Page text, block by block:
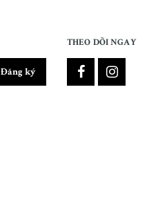
Đăng ký
THEO DÕI NGAY